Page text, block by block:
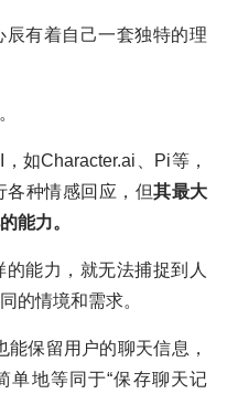
有着自己一套独特的理
如Character.ai、Pi等，
各种情感回应，但其最大
能力。
能力，就无法捕捉到人
的情境和需求。
能保留用户的聊天信息，
单地等同于“保存聊天记